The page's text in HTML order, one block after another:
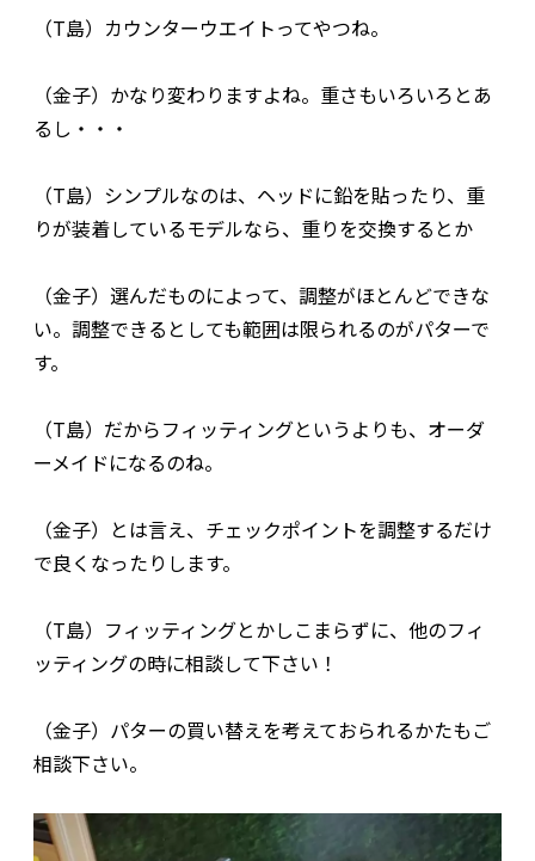
（T島）カウンターウエイトってやつね。
（金子）かなり変わりますよね。重さもいろいろとあ
るし・・・
（T島）シンプルなのは、ヘッドに鉛を貼ったり、重
りが装着しているモデルなら、重りを交換するとか
（金子）選んだものによって、調整がほとんどできな
い。調整できるとしても範囲は限られるのがパターで
す。
（T島）だからフィッティングというよりも、オーダ
ーメイドになるのね。
（金子）とは言え、チェックポイントを調整するだけ
で良くなったりします。
（T島）フィッティングとかしこまらずに、他のフィ
ッティングの時に相談して下さい！
（金子）パターの買い替えを考えておられるかたもご
相談下さい。